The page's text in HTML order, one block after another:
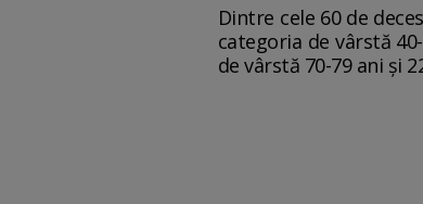
Dintre cele 60 de
categoria de vârstă
de vârstă 70-79 ani și